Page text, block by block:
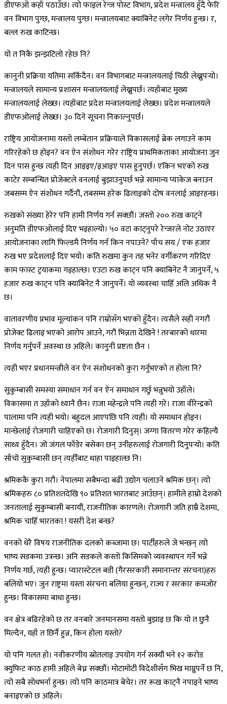
डीएफओ कहाँ पठाउँछ। त्यो फाइल रेन्ज पोस्ट विभाग, प्रदेश मन्त्रालय हुँदै फेरि
वन विभाग पुग्छ, मन्त्रालय पुग्छ। मन्त्रालयबाट क्याबिनेट लगेर निर्णय हुन्छ। र,
बल्ल रुख काटिन्छ।
यो त निकै झन्झटिलो रहेछ नि?
कानुनी प्रक्रिया यतिमा सकिँदैन। वन विभागबाट मन्त्रालयलाई चिठी लेख्नुपर्‍यो।
मन्त्रालयले सामान्य प्रशासन मन्त्रालयलाई लेख्नुपर्छ। त्यहाँबाट मुख्य
मन्त्रालयलाई लेख्छ। त्यहाँबाट प्रदेश मन्त्रालयलाई लेख्छ। प्रदेश मन्त्रालयले
डीएफओलाई लेख्छ। ३० दिने सूचना निकाल्नुपर्छ।
राष्ट्रिय आयोजनामा यस्तो लम्बेतान प्रक्रियाले विकासलाई ब्रेक लगाउने काम
गरिरहेको छ होइन? वन ऐन संशोधन गरेर राष्ट्रिय प्राथमिकताका आयोजना जुन
दिन पास हुन्छ त्यही दिन आइइए/इआइए पास हुनुपर्छ। एकिन भएको रुख
काटेर सम्बन्धित प्रोजेक्टले वनलाई बुझाउनुपर्छ भन्ने सामान्य प्याकेज बनाउन
जबसम्म ऐन संशोधन गर्दैनौं, तबसम्म हरेक ढिलाइको दोष वनलाई आइरहन्छ।
रुखको संख्या हेरेर पनि हामी निर्णय गर्न सक्छौं। जस्तो २०० रुख काट्ने
अनुमति डीएफओलाई दिए भइहाल्यो। ५० वटा काट्नुपरे रेन्जरले नोट उठाएर
आयोजनाका लागि फिल्डमै निर्णय गर्न किन नपाउने? पाँच सय / एक हजार
रुख भए प्रदेशलाई दिए भयो। कति रुखमा कुन तह भनेर वर्गीकरण गरिदिए
काम फास्ट ट्रयाकमा गइहाल्छ। एउटा रुख काट्न पनि क्याबिनेट नै जानुपर्ने, ५
हजार रुख काट्न पनि क्याबिनेट नै जानुपर्ने। यो व्यवस्था चाहिँ अलि अधिक नै
छ।
वातावरणीय प्रभाव मूल्यांकन पनि राम्रोसँग भएको हुँदैन। त्यसैले सही नगरौं
प्रोजेक्ट ढिलाइ भएको आरोप आउने, गरौं भिन्नता देखिने ! तरबारको धारमा
निर्णय गर्नुपर्ने अवस्था छ अहिले। कानुनी प्रष्टता छैन ।
त्यही भएर प्रधानमन्त्रीले वन ऐन संशोधनको कुरा गर्नुभएको त होला नि?
सुकुम्बासी समस्या समाधान गर्न वन ऐन समाधान गर्छु भन्नुभयो उहाँले।
विकासमा त उहाँको ध्यानै छैन। राजा महेन्द्रले पनि त्यही गरे। राजा वीरेन्द्रको
पालामा पनि त्यही भयो। बहुदल आएपछि पनि त्यही। यो समाधान होइन।
मान्छेलाई रोजगारी चाहिएको छ। रोजगारी दिनुस्। जग्गा वितरण गरेर कहिल्यै
साध्य हुँदैन। जो जंगल फाँडेर बसेका छन् उनीहरुलाई रोजगारी दिनुपर्‍यो। कति
साँचो सुकुम्बासी छन् त्यहीँबाट थाहा पाइहाल्छ नि।
श्रमिककै कुरा गरौं। नेपालमा सबैभन्दा बढी उद्योग चलाउने श्रमिक छन्। त्यो
श्रमिकहरु ८० प्रतिशतदेखि ९० प्रतिशत भारतबाट आउँछन्। हामीले हाम्रो देशको
जनतालाई सुकुम्बासी बनायौं, राजनीतिक कारणले। रोजगारी जति हाम्रै देशमा,
श्रमिक चाहिँ भारतका ! यसरी देश बन्छ?
वनको धेरै विषय राजनीतिक दलको कब्जामा छ। पार्टीहरुले जे भन्छन् त्यो
भाष्य सडकमा उत्रन्छ। अनि सडकले कस्तो किसिमको व्यवस्थापन गर्ने भन्ने
निर्णय गर्छ, त्यही हुन्छ। प्यारास्टेटल बडी (गैरसरकारी समानान्तर संरचना)हरु
बलियो भए। जुन राष्ट्रमा यस्ता संरचना बलिया हुन्छन्, राज्य र सरकार कमजोर
हुन्छ। विकासमा बाधा हुन्छ।
वन क्षेत्र बढिरहेको छ तर वनबारे जनमानसमा यस्तो बुझाइ छ कि यो त छुनै
मिल्दैन, यहाँ त छिर्नै हुन्न, किन होला यस्तो?
यो पनि गलत हो। नवीकरणीय स्रोतलाइ उपयोग गर्न सक्यौं भने १२ करोड
क्युफिट काठ हामी अहिले बेच्न सक्छौं। मोटामोटी विदेशीसँग भिख माग्नुपर्ने छ नि,
त्यो सबै सोधभर्ना हुन्छ। त्यो पनि काठमात्र बेचेर। तर रूख काट्नै नपाइने भाष्य
बनाइएको छ अहिले।